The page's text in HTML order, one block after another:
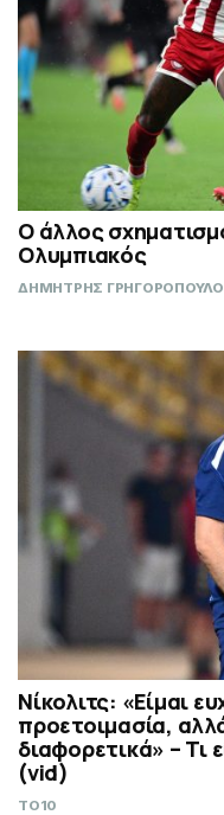
Ο άλλος
Ολυμπιακός
ΔΗΜΗΤΡΗΣ
Νίκολιτς: «Είμαι
προετοιμασία,
διαφορετικά» – Τι
(vid)
TO10